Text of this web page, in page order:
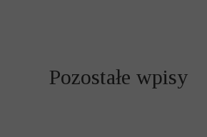
Pozostałe wpisy